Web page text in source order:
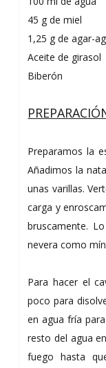
45 g de miel
1,25 g de agar-
Aceite de girasol
Biberón
Preparamos la
Añadimos la
unas varillas.
carga y
bruscamente.
nevera como
Para hacer el
poco para
en agua fría
resto del agua
fuego hasta